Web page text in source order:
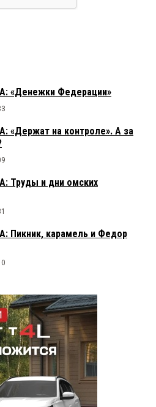
«Денежки Федерации»
«Держат на контроле». А за
Труды и дни омских
Пикник, карамель и Федор